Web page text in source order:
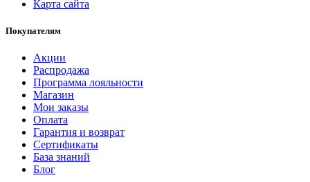
Карта сайта
Покупателям
Акции
Распродажа
Программа лояльности
Магазин
Мои заказы
Оплата
Гарантия и возврат
Сертификаты
База знаний
Блог